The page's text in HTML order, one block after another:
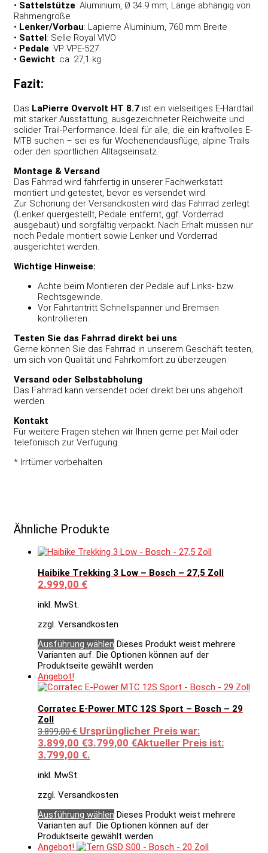
• Sattelstütze: Aluminium, Ø 34.9 mm, Länge abhängig von
Rahmengröße
• Lenker/Vorbau: Lapierre Aluminium, 760 mm Breite
• Sattel: Selle Royal VIVO
• Pedale: VP VPE-527
• Gewicht: ca. 27,1 kg
Fazit:
Das LaPierre Overvolt HT 8.7 ist ein vielseitiges E-Hardtail
mit starker Ausstattung, ausgezeichneter Reichweite und
solider Trail-Performance. Ideal für alle, die ein kraftvolles E-
MTB suchen – sei es für Wochenendausflüge, alpine Trails
oder den sportlichen Alltagseinsatz.
Montage & Versand
Das Fahrrad wird fahrfertig in unserer Fachwerkstatt
montiert und getestet, bevor es versendet wird.
Zur Schonung der Versandkosten wird das Fahrrad zerlegt
(Lenker quergestellt, Pedale entfernt, ggf. Vorderrad
ausgebaut) und sorgfältig verpackt. Nach Erhalt müssen nur
noch Pedale montiert sowie Lenker und Vorderrad
ausgerichtet werden.
Wichtige Hinweise:
Achte beim Montieren der Pedale auf Links- bzw.
Rechtsgewinde.
Vor Fahrtantritt Schnellspanner und Bremsen
kontrollieren.
Testen Sie das Fahrrad direkt bei uns
Gerne können Sie das Fahrrad in unserem Geschäft testen,
um sich von Qualität und Fahrkomfort zu überzeugen.
Versand oder Selbstabholung
Das Fahrrad kann versendet oder direkt bei uns abgeholt
werden.
Kontakt
Für weitere Fragen stehen wir Ihnen gerne per Mail oder
telefonisch zur Verfügung.
* Irrtümer vorbehalten
Ähnliche Produkte
Haibike Trekking 3 Low – Bosch – 27,5 Zoll
2.999,00 €
inkl. MwSt.
zzgl. Versandkosten
Ausführung wählen Dieses Produkt weist mehrere
Varianten auf. Die Optionen können auf der
Produktseite gewählt werden
Angebot!
Corratec E-Power MTC 12S Sport – Bosch – 29
Zoll
3.899,00€ Ursprünglicher Preis war:
3.899,00 €3.799,00 €Aktueller Preis ist:
3.799,00 €.
inkl. MwSt.
zzgl. Versandkosten
Ausführung wählen Dieses Produkt weist mehrere
Varianten auf. Die Optionen können auf der
Produktseite gewählt werden
Angebot!